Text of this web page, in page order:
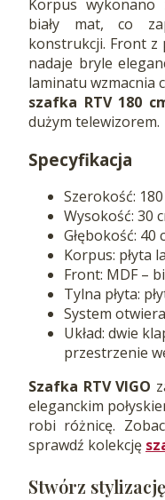
Korpus
biały mat, co
konstrukcji. Front z
nadaje bryle
laminatu wzmacnia
szafka RTV 180
dużym telewizorem.
Specyfikacja
Szerokość:
Wysokość: 30
Głębokość: 40
Korpus: płyta
Front: MDF –
Tylna płyta:
System
Układ: dwie
przestrzenie
Szafka RTV VIGO
eleganckim
robi różnicę.
sprawdź kolekcję
Stwórz stylizację